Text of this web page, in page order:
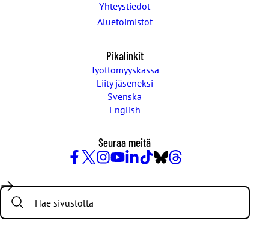
Yhteystiedot
Aluetoimistot
Pikalinkit
Työttömyyskassa
Liity jäseneksi
Svenska
English
Seuraa meitä
/
Twitter
Search: